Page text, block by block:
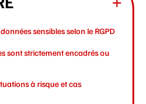
sensibles selon le RGPD
sont strictement encadrés ou
à risque et cas